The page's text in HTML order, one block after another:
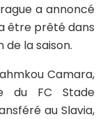
a annoncé
être prêté dans
de la saison.
Camara,
du FC Stade
au Slavia,